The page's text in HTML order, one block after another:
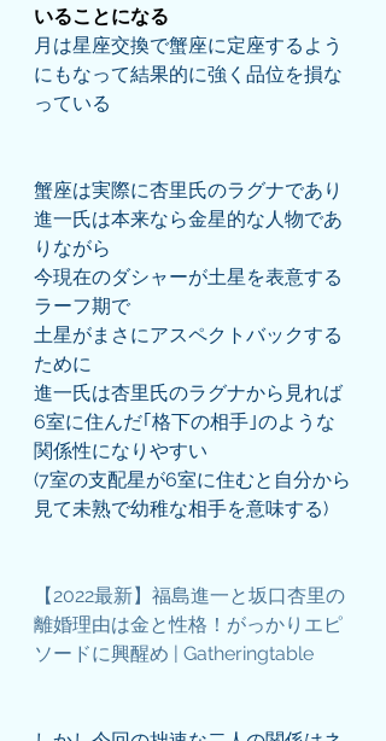
いることになる
月は星座交換で蟹座に定座するよう
にもなって結果的に強く品位を損な
っている
蟹座は実際に杏里氏のラグナであり
進一氏は本来なら金星的な人物であ
りながら
今現在のダシャーが土星を表意する
ラーフ期で
土星がまさにアスペクトバックする
ために
進一氏は杏里氏のラグナから見れば
6室に住んだ｢格下の相手｣のような
関係性になりやすい
(7室の支配星が6室に住むと自分から
見て未熟で幼稚な相手を意味する)
【2022最新】福島進一と坂口杏里の
離婚理由は金と性格！がっかりエピ
ソードに興醒め | Gatheringtable